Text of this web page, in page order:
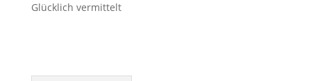
Glücklich vermittelt